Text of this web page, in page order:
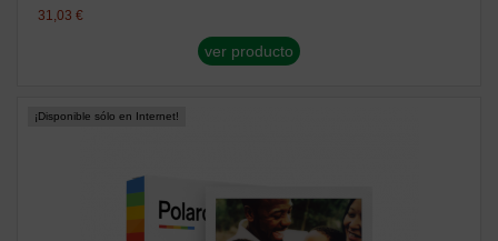
31,03 €
ver producto
¡Disponible sólo en Internet!